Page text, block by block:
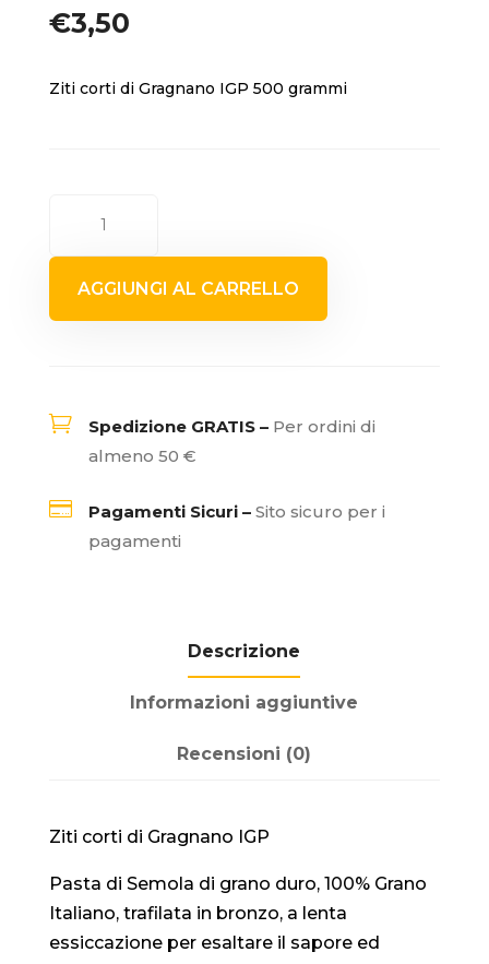
€3,50
Ziti corti di Gragnano IGP 500 grammi
CORTI
DI
GRAGNANO
IGP
AGGIUNGI AL CARRELLO
 Spedizione GRATIS – Per ordini di
almeno 50 €
 Pagamenti Sicuri – Sito sicuro per i
pagamenti
Descrizione
Informazioni aggiuntive
Recensioni (0)
Ziti corti di Gragnano IGP
Pasta di Semola di grano duro, 100% Grano
Italiano, trafilata in bronzo, a lenta
essiccazione per esaltare il sapore ed